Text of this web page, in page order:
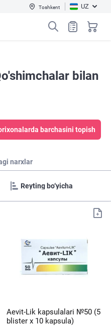
Toshkent UZ
bilan
barchasini topish
narxlar
Aevit-Lik kapsulalari №50 (5
blister х 10 kapsula)